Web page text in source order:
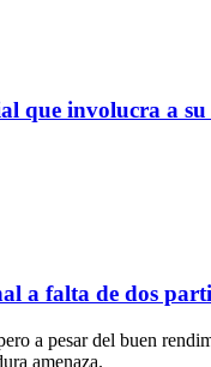
que involucra a
a falta de dos
a pesar del buen
amenaza.